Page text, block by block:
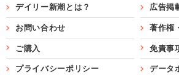
デイリー新潮とは？ 広告掲
お問い合わせ 著作権
ご購入 免責事
プライバシーポリシー データ